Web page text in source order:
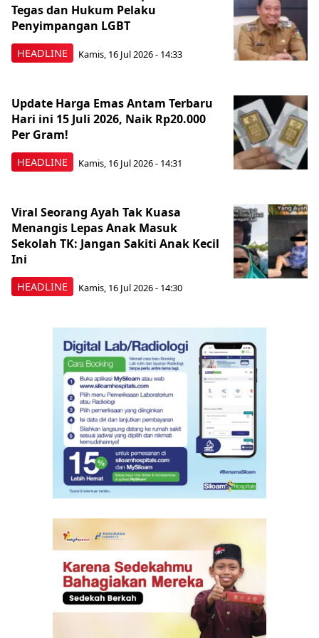
HEADLINE
Tegas dan Hukum Pelaku
Penyimpangan LGBT
Kamis, 16 Jul 2026 - 14:33
HEADLINE
Update Harga Emas Antam Terbaru
Hari ini 15 Juli 2026, Naik Rp20.000
Per Gram!
Kamis, 16 Jul 2026 - 14:31
HEADLINE
Viral Seorang Ayah Tak Kuasa
Menangis Lepas Anak Masuk
Sekolah TK: Jangan Sakiti Anak Kecil
Ini
Kamis, 16 Jul 2026 - 14:30